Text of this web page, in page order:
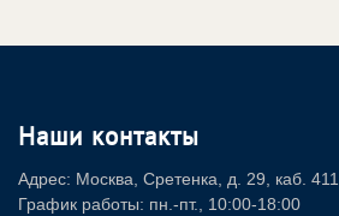
Наши контакты
Адрес: Москва, Сретенка, д. 29, каб. 411
График работы: пн.-пт., 10:00-18:00